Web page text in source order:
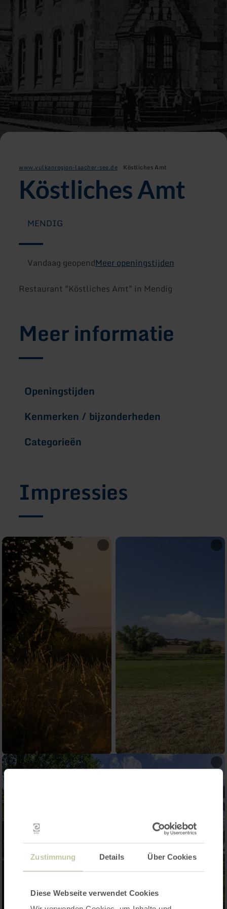
Zustimmung Details Über Cookies
Diese Webseite verwendet Cookies
www.vulkanregion-laacher-see.de Köstliches Amt
Köstliches Amt
MENDIG
Vandaag geopendMeer openingstijden
Restaurant "Köstliches Amt" in Mendig
Meer informatie
Openingstijden
Kenmerken / bijzonderheden
Categorieën
Impressies